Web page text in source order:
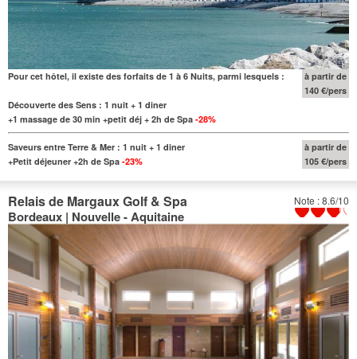
Pour cet hôtel, il existe des forfaits de 1 à 6 Nuits, parmi lesquels :
Découverte des Sens : 1 nuit + 1 diner
+1 massage de 30 min +petit déj + 2h de Spa -28%
à partir de
140 €/pers
Saveurs entre Terre & Mer : 1 nuit + 1 diner
+Petit déjeuner +2h de Spa -23%
à partir de
105 €/pers
Note : 8.6/10
Relais de Margaux Golf & Spa
Bordeaux | Nouvelle - Aquitaine